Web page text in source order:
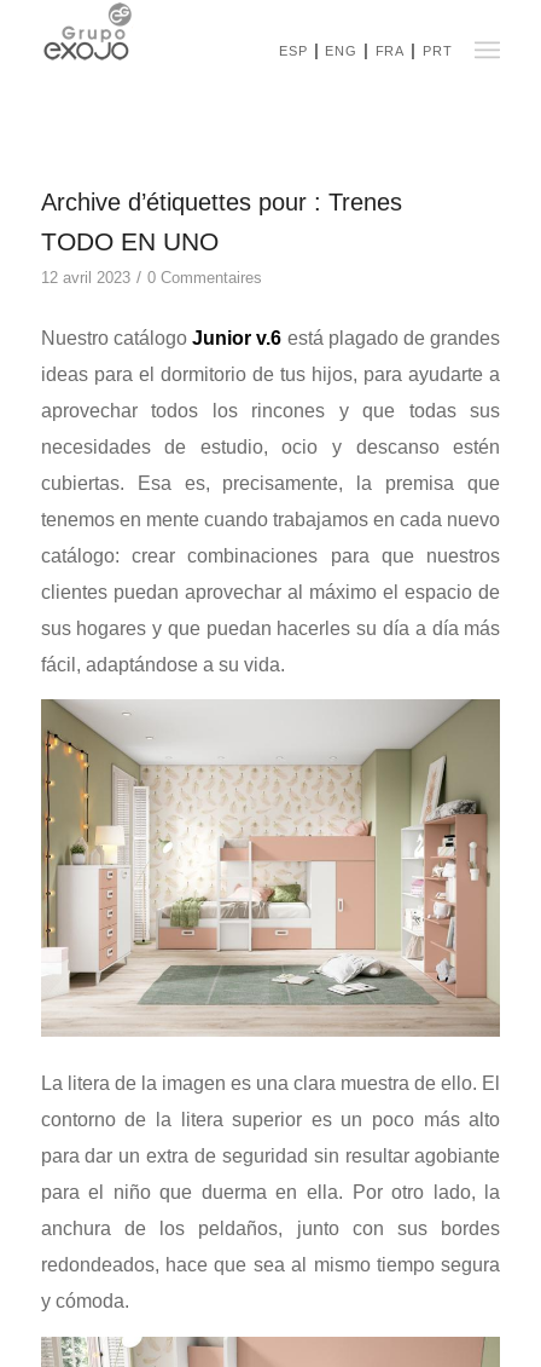
ESP ENG FRA PRT
Archive d’étiquettes pour : Trenes
TODO EN UNO
12 avril 2023 / 0 Commentaires
Nuestro catálogoJunior v.6 está plagado de grandes
ideas para el dormitorio de tus hijos, para ayudarte a
aprovechar todos los rincones y que todas sus
necesidades de estudio, ocio y descanso estén
cubiertas. Esa es, precisamente, la premisa que
tenemos en mente cuando trabajamos en cada nuevo
catálogo: crear combinaciones para que nuestros
clientes puedan aprovechar al máximo el espacio de
sus hogares y que puedan hacerles su día a día más
fácil, adaptándose a su vida.
La litera de la imagen es una clara muestra de ello. El
contorno de la litera superior es un poco más alto
para dar un extra de seguridad sin resultar agobiante
para el niño que duerma en ella. Por otro lado, la
anchura de los peldaños, junto con sus bordes
redondeados, hace que sea al mismo tiempo segura
y cómoda.